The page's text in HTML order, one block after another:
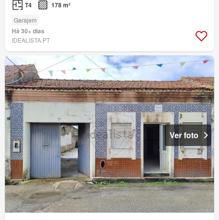
T4 178 m²
Garajem
Há 30+ dias
IDEALISTA.PT
Ver foto